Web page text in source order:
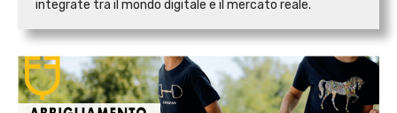
integrate tra il mondo digitale e il mercato reale.